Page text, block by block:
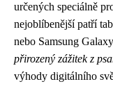
určených speciálně
nejoblíbenější patří
nebo Samsung
přirozený zážitek z
výhody digitálního